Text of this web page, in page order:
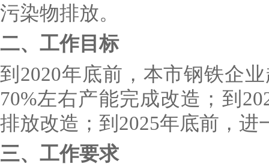
污染物排放。
二、工作目标
到2020年底前，本市钢铁企
70%左右产能完成改造；到
排放改造；到2025年底前，
三、工作要求